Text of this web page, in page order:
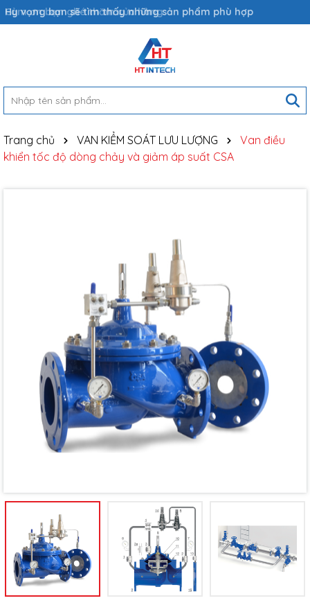
Hy vọng bạn sẽ tìm thấy những sản phẩm phù hợp
Trang chủ VAN KIỂM SOÁT LƯU LƯỢNG
Van điều
khiển tốc độ dòng chảy và giảm áp suất CSA
Mã giảm giá:
Ngày hết hạn:
Điều kiện: